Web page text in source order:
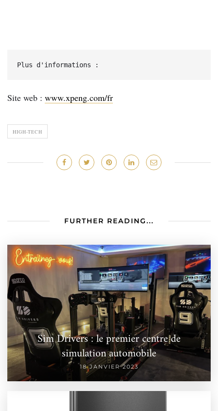
Plus d'informations :
Site web : www.xpeng.com/fr
HIGH-TECH
FURTHER READING...
Sim Drivers : le premier centre de
simulation automobile
18 JANVIER 2023